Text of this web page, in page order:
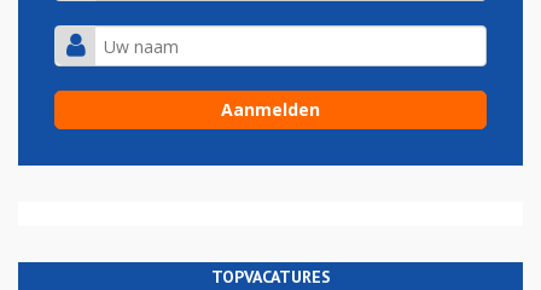
TOPVACATURES